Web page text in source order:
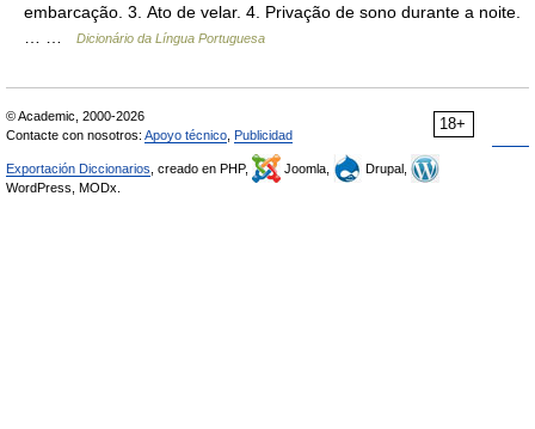
embarcação. 3. Ato de velar. 4. Privação de sono durante a noite.
Dicionário da Língua Portuguesa
18+
© Academic, 2000-2026
Contacte con nosotros: Apoyo técnico Publicidad
Exportación Diccionarios , creado en PHP, Joomla,
Drupal,
WordPress, MODx.